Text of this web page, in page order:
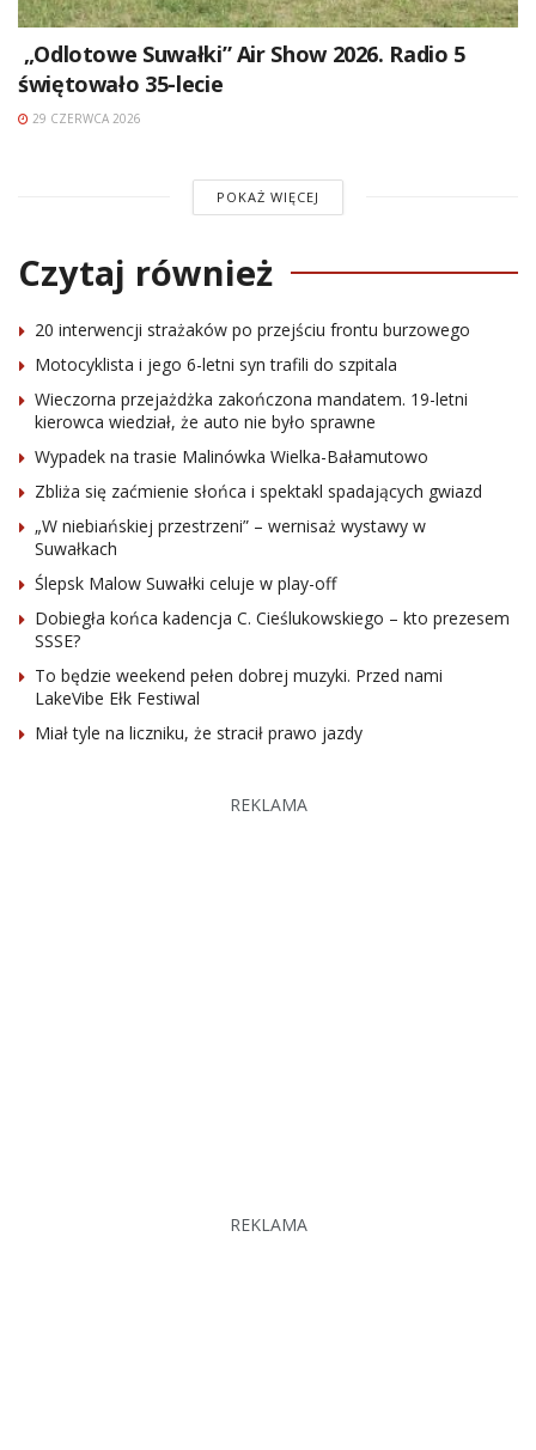
„Odlotowe Suwałki” Air Show 2026. Radio 5
świętowało 35-lecie
29 CZERWCA 2026
POKAŻ WIĘCEJ
Czytaj również
20 interwencji strażaków po przejściu frontu burzowego
Motocyklista i jego 6-letni syn trafili do szpitala
Wieczorna przejażdżka zakończona mandatem. 19-letni
kierowca wiedział, że auto nie było sprawne
Wypadek na trasie Malinówka Wielka-Bałamutowo
Zbliża się zaćmienie słońca i spektakl spadających gwiazd
„W niebiańskiej przestrzeni” – wernisaż wystawy w
Suwałkach
Ślepsk Malow Suwałki celuje w play-off
Dobiegła końca kadencja C. Cieślukowskiego – kto prezesem
SSSE?
To będzie weekend pełen dobrej muzyki. Przed nami
LakeVibe Ełk Festiwal
Miał tyle na liczniku, że stracił prawo jazdy
REKLAMA
REKLAMA